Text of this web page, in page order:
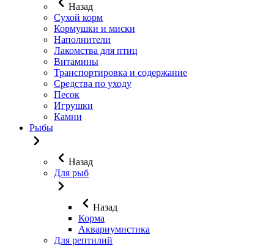
Назад
Сухой корм
Кормушки и миски
Наполнители
Лакомства для птиц
Витамины
Транспортировка и содержание
Средства по уходу
Песок
Игрушки
Камни
Рыбы
Назад
Для рыб
Назад
Корма
Аквариумистика
Для рептилий